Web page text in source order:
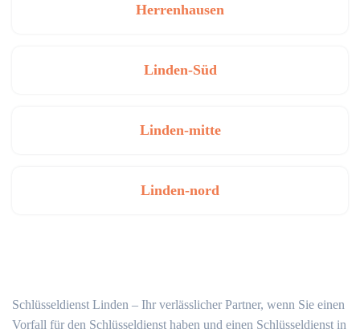
Herrenhausen
Linden-Süd
Linden-mitte
Linden-nord
Schlüsseldienst Linden – Ihr verlässlicher Partner, wenn Sie einen
Vorfall für den Schlüsseldienst haben und einen Schlüsseldienst in